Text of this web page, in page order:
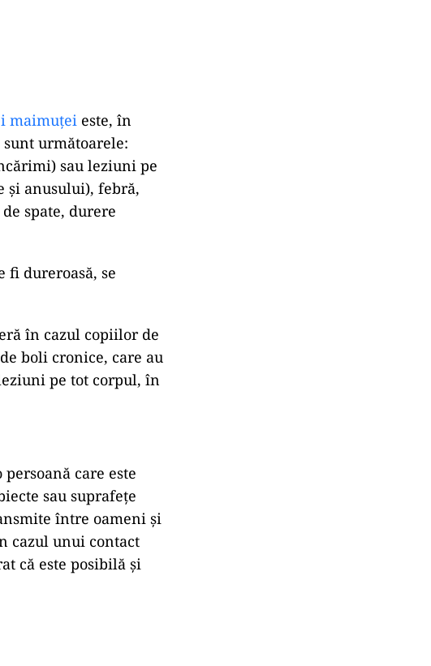
maimuței este, în
următoarele:
sau leziuni pe
și anusului), febră,
spate, durere
fi dureroasă, se
în cazul copiilor de
boli cronice, care au
pe tot corpul, în
care este
sau suprafețe
între oameni și
cazul unui contact
că este posibilă și